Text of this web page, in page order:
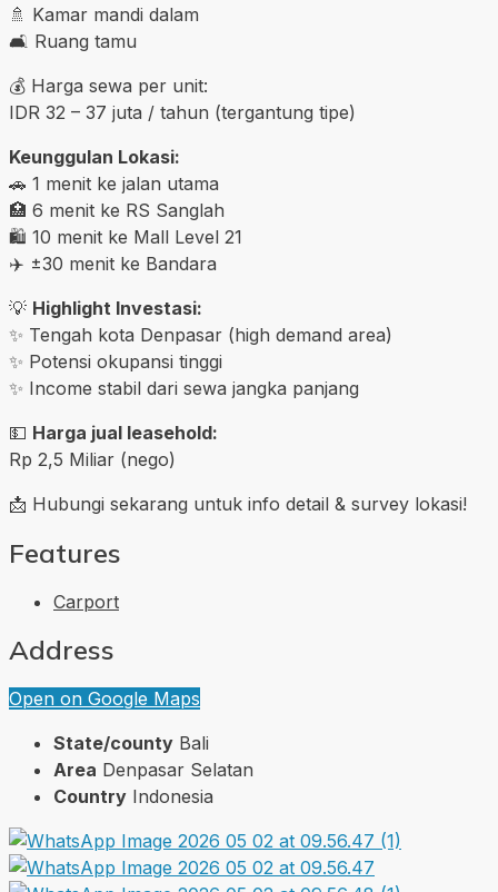
🚿 Kamar mandi dalam
🛋️ Ruang tamu
💰 Harga sewa per unit:
IDR 32 – 37 juta / tahun (tergantung tipe)
Keunggulan Lokasi:
🚗 1 menit ke jalan utama
🏥 6 menit ke RS Sanglah
🛍️ 10 menit ke Mall Level 21
✈️ ±30 menit ke Bandara
💡 Highlight Investasi:
✨ Tengah kota Denpasar (high demand area)
✨ Potensi okupansi tinggi
✨ Income stabil dari sewa jangka panjang
💵 Harga jual leasehold:
Rp 2,5 Miliar (nego)
📩 Hubungi sekarang untuk info detail & survey lokasi!
Features
Carport
Address
Open on Google Maps
State/county Bali
Area Denpasar Selatan
Country Indonesia